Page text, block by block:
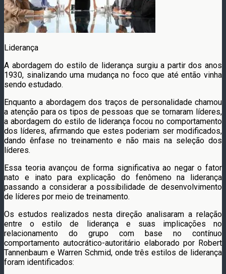
Liderança
A abordagem do estilo de liderança surgiu a partir dos anos
1930, sinalizando uma mudança no foco que até então vinha
sendo estudado.
Enquanto a abordagem dos traços de personalidade chamou
a atenção para os tipos de pessoas que se tornaram líderes,
a abordagem do estilo de liderança focou no comportamento
dos líderes, afirmando que estes poderiam ser modificados,
dando ênfase no treinamento e não mais na seleção dos
líderes.
Essa teoria avançou de forma significativa ao negar o fator
nato e inato para explicação do fenômeno na liderança
passando a considerar a possibilidade de desenvolvimento
de líderes por meio de treinamento.
Os estudos realizados nesta direção analisaram a relação
entre o estilo de liderança e suas implicações no
relacionamento do grupo com base no contínuo
comportamento autocrático-autoritário elaborado por Robert
Tannenbaum e Warren Schmid, onde três estilos de liderança
foram identificados: